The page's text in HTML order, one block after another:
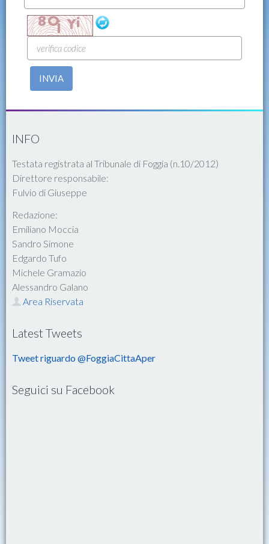
INVIA
INFO
Testata registrata al Tribunale di Foggia (n.10/2012)
Direttore responsabile:
Fulvio di Giuseppe
Redazione:
Emiliano Moccia
Sandro Simone
Edgardo Tufo
Michele Gramazio
Alessandro Galano
Area Riservata
Latest Tweets
Tweet riguardo @FoggiaCittaAper
Seguici su Facebook